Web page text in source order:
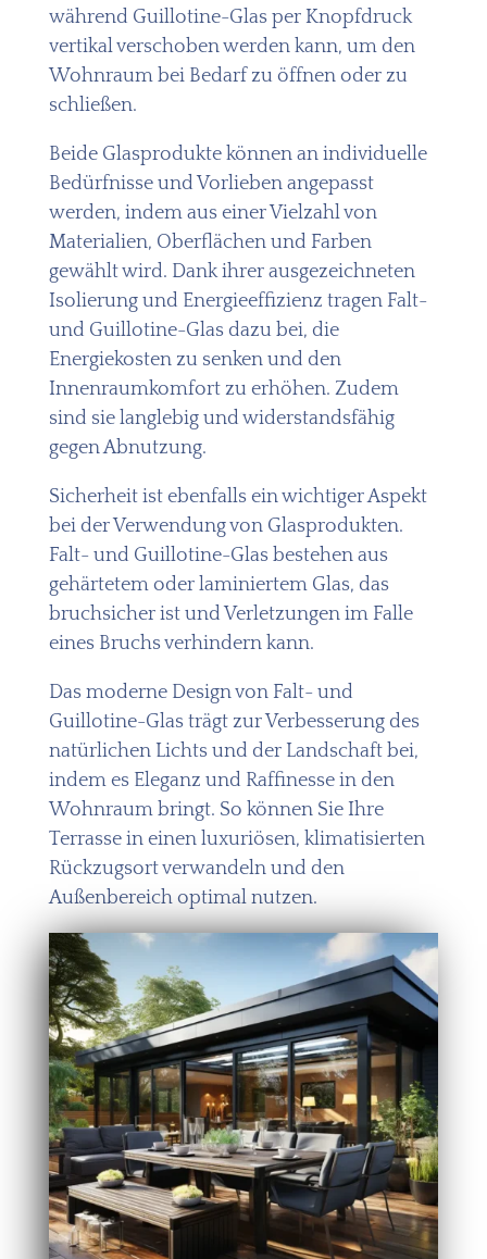
während Guillotine-Glas per Knopfdruck
vertikal verschoben werden kann, um den
Wohnraum bei Bedarf zu öffnen oder zu
schließen.
Beide Glasprodukte können an individuelle
Bedürfnisse und Vorlieben angepasst
werden, indem aus einer Vielzahl von
Materialien, Oberflächen und Farben
gewählt wird. Dank ihrer ausgezeichneten
Isolierung und Energieeffizienz tragen Falt-
und Guillotine-Glas dazu bei, die
Energiekosten zu senken und den
Innenraumkomfort zu erhöhen. Zudem
sind sie langlebig und widerstandsfähig
gegen Abnutzung.
Sicherheit ist ebenfalls ein wichtiger Aspekt
bei der Verwendung von Glasprodukten.
Falt- und Guillotine-Glas bestehen aus
gehärtetem oder laminiertem Glas, das
bruchsicher ist und Verletzungen im Falle
eines Bruchs verhindern kann.
Das moderne Design von Falt- und
Guillotine-Glas trägt zur Verbesserung des
natürlichen Lichts und der Landschaft bei,
indem es Eleganz und Raffinesse in den
Wohnraum bringt. So können Sie Ihre
Terrasse in einen luxuriösen, klimatisierten
Rückzugsort verwandeln und den
Außenbereich optimal nutzen.